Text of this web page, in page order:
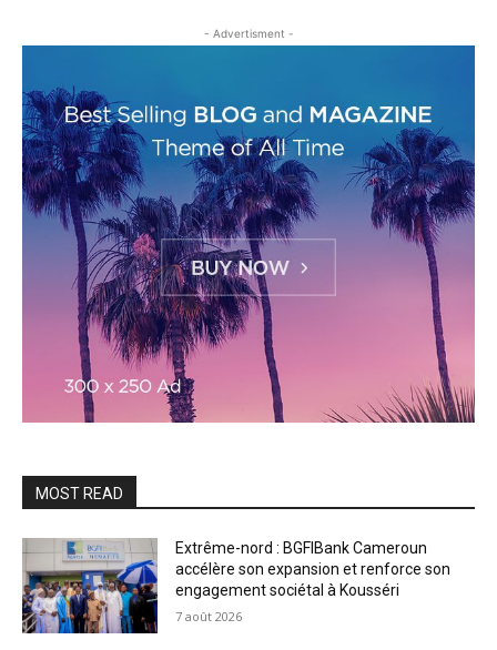
- Advertisment -
MOST READ
Extrême-nord : BGFIBank Cameroun
accélère son expansion et renforce son
engagement sociétal à Kousséri
7 août 2026